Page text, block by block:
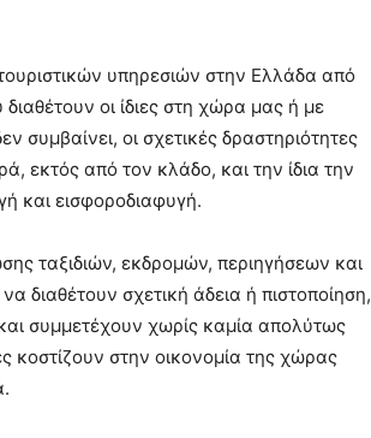
υπηρεσιών στην Ελλάδα από
οι ίδιες στη χώρα μας ή με
οι σχετικές δραστηριότητες
εκτός από τον κλάδο, και την ίδια την
και εισφοροδιαφυγή.
ταξιδιών, εκδρομών, περιηγήσεων και
διαθέτουν σχετική άδεια ή πιστοποίηση,
συμμετέχουν χωρίς καμία απολύτως
κοστίζουν στην οικονομία της χώρας